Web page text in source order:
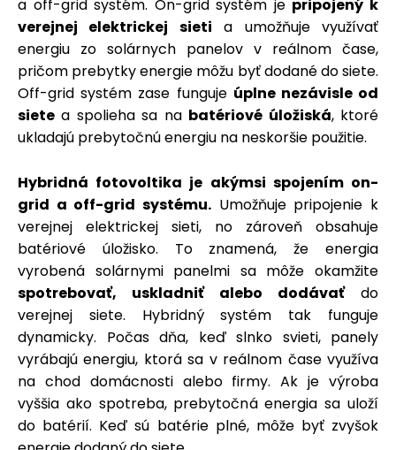
a off-grid systém. On-grid systém je pripojený k
verejnej elektrickej sieti a umožňuje využívať
energiu zo solárnych panelov v reálnom čase,
pričom prebytky energie môžu byť dodané do siete.
Off-grid systém zase funguje úplne nezávisle od
siete a spolieha sa na batériové úložiská, ktoré
ukladajú prebytočnú energiu na neskoršie použitie.
Hybridná fotovoltika je akýmsi spojením on-
grid a off-grid systému. Umožňuje pripojenie k
verejnej elektrickej sieti, no zároveň obsahuje
batériové úložisko. To znamená, že energia
vyrobená solárnymi panelmi sa môže okamžite
spotrebovať, uskladniť alebo dodávaťdo
verejnej siete. Hybridný systém tak funguje
dynamicky. Počas dňa, keď slnko svieti, panely
vyrábajú energiu, ktorá sa v reálnom čase využíva
na chod domácnosti alebo firmy. Ak je výroba
vyššia ako spotreba, prebytočná energia sa uloží
do batérií. Keď sú batérie plné, môže byť zvyšok